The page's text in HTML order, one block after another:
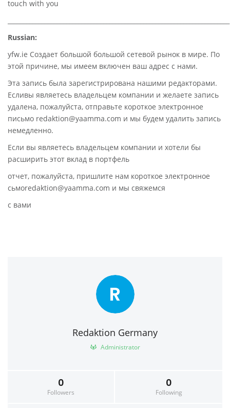
touch with you
Russian:
yfw.ie Создает большой большой сетевой рынок в мире. По
этой причине, мы имеем включен ваш адрес с нами.
Эта запись была зарегистрирована нашими редакторами.
Есливы являетесь владельцем компании и желаете запись
удалена, пожалуйста, отправьте короткое электронное
письмо redaktion@yaamma.com и мы будем удалить запись
немедленно.
Если вы являетесь владельцем компании и хотели бы
расширить этот вклад в портфель
отчет, пожалуйста, пришлите нам короткое электронное
сьмоredaktion@yaamma.com и мы свяжемся
с вами
R
Redaktion Germany
Administrator
0
Followers
0
Following